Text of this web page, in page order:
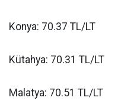
Konya: 70.37 TL/LT
Kütahya: 70.31 TL/LT
Malatya: 70.51 TL/LT